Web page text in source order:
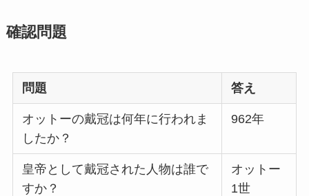
確認問題
問題 答え
オットーの戴冠は何年に行われま
したか？
962年
皇帝として戴冠された人物は誰で
すか？
オットー
1世